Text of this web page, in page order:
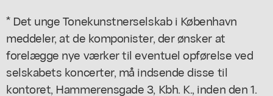
* Det unge Tonekunstnerselskab i København
meddeler, at de komponister, der ønsker at
forelægge nye værker til eventuel opførelse ved
selskabets koncerter, må indsende disse til
kontoret, Hammerensgade 3, Kbh. K., inden den 1.